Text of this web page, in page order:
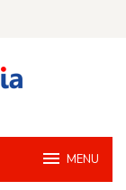
MENU